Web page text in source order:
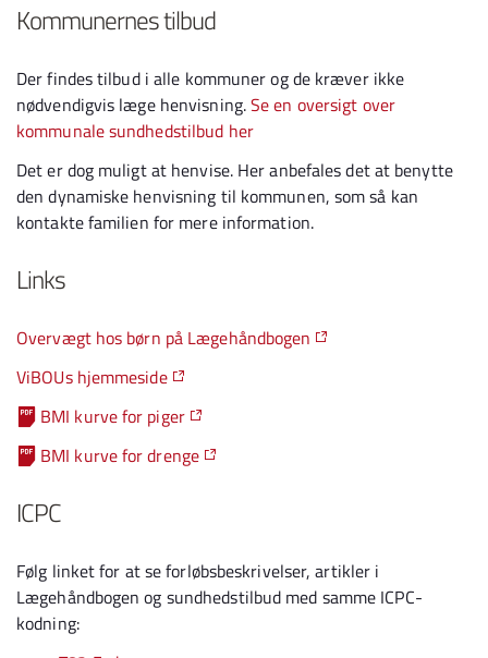
Kommunernes tilbud
Der findes tilbud i alle kommuner og de kræver ikke
nødvendigvis læge henvisning.Se en oversigt over
kommunale sundhedstilbud her
Det er dog muligt at henvise. Her anbefales det at benytte
den dynamiske henvisning til kommunen, som så kan
kontakte familien for mere information.
Links
Overvægt hos børn på Lægehåndbogen
ViBOUs hjemmeside
BMI kurve for piger
BMI kurve for drenge
ICPC
Følg linket for at se forløbsbeskrivelser, artikler i
Lægehåndbogen og sundhedstilbud med samme ICPC-
kodning: